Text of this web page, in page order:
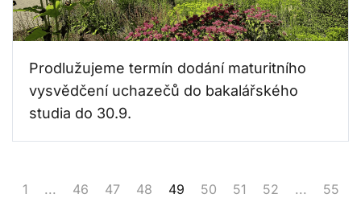
Prodlužujeme termín dodání maturitního
vysvědčení uchazečů do bakalářského
studia do 30.9.
1 ... 46 47 48 49 50 51 52 ... 55